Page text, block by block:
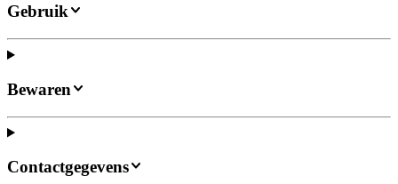
Gebruik
Bewaren
Contactgegevens